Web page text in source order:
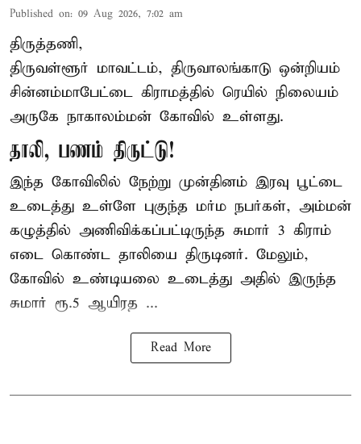
Published on: 09 Aug 2026, 7:02 am
திருத்தணி,
திருவள்ளூர் மாவட்டம், திருவாலங்காடு ஒன்றியம்
சின்னம்மாபேட்டை கிராமத்தில் ரெயில் நிலையம்
அருகே நாகாலம்மன் கோவில் உள்ளது.
தாலி, பணம் திருட்டு!
இந்த கோவிலில் நேற்று முன்தினம் இரவு பூட்டை
உடைத்து உள்ளே புகுந்த மர்ம நபர்கள், அம்மன்
கழுத்தில் அணிவிக்கப்பட்டிருந்த சுமார் 3 கிராம்
எடை கொண்ட தாலியை திருடினர். மேலும்,
கோவில் உண்டியலை உடைத்து அதில் இருந்த
சுமார் ரூ.5 ஆயிரத ...
Read More